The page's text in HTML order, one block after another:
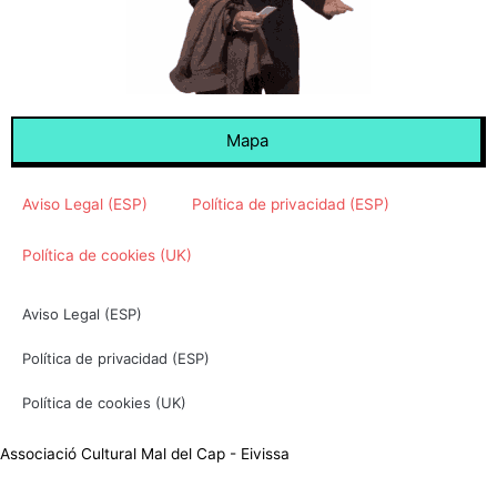
Mapa
Aviso Legal (ESP) Política de privacidad (ESP)
Política de cookies (UK)
Aviso Legal (ESP)
Política de privacidad (ESP)
Política de cookies (UK)
Associació Cultural Mal del Cap - Eivissa